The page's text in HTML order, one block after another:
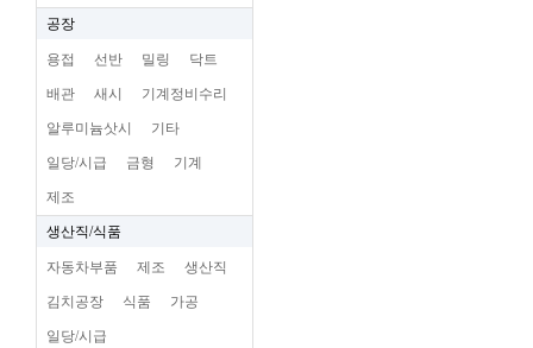
공장
용접 선반 밀링 닥트
배관 새시 기계정비수리
알루미늄삿시 기타
일당/시급 금형 기계
제조
생산직/식품
자동차부품 제조 생산직
김치공장 식품 가공
일당/시급